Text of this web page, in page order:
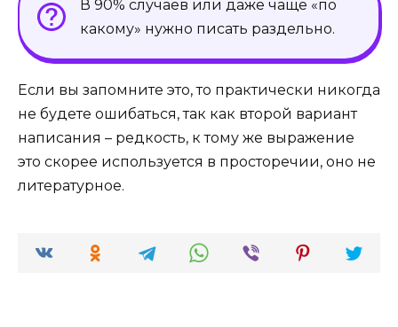
В 90% случаев или даже чаще «по
какому» нужно писать раздельно.
Если вы запомните это, то практически никогда
не будете ошибаться, так как второй вариант
написания – редкость, к тому же выражение
это скорее используется в просторечии, оно не
литературное.